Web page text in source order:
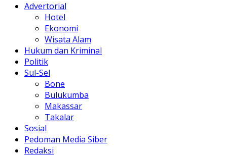
Advertorial
Hotel
Ekonomi
Wisata Alam
Hukum dan Kriminal
Politik
Sul-Sel
Bone
Bulukumba
Makassar
Takalar
Sosial
Pedoman Media Siber
Redaksi